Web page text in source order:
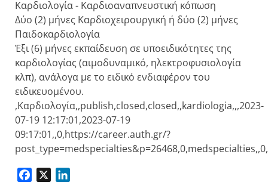
Καρδιολογία - Καρδιοαναπνευστική κόπωση
Δύο (2) μήνες Καρδιοχειρουργική ή δύο (2) μήνες
Παιδοκαρδιολογία
Έξι (6) μήνες εκπαίδευση σε υποειδικότητες της
καρδιολογίας (αιμοδυναμικό, ηλεκτροφυσιολογία
κλπ), ανάλογα με το ειδικό ενδιαφέρον του
ειδικευομένου.
,Καρδιολογία,,publish,closed,closed,,kardiologia,,,2023-
07-19 12:17:01,2023-07-19
09:17:01,,0,https://career.auth.gr/?
Facebook